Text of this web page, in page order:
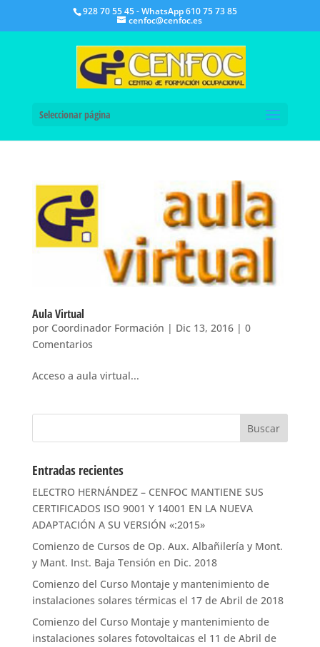
928 70 55 45 - WhatsApp 610 75 73 85
cenfoc@cenfoc.es
Seleccionar página
Aula Virtual
por Coordinador Formación | Dic 13, 2016| 0
Comentarios
Acceso a aula virtual...
Entradas recientes
ELECTRO HERNÁNDEZ – CENFOC MANTIENE SUS
CERTIFICADOS ISO 9001 Y 14001 EN LA NUEVA
ADAPTACIÓN A SU VERSIÓN «:2015»
Comienzo de Cursos de Op. Aux. Albañilería y Mont.
y Mant. Inst. Baja Tensión en Dic. 2018
Comienzo del Curso Montaje y mantenimiento de
instalaciones solares térmicas el 17 de Abril de 2018
Comienzo del Curso Montaje y mantenimiento de
instalaciones solares fotovoltaicas el 11 de Abril de